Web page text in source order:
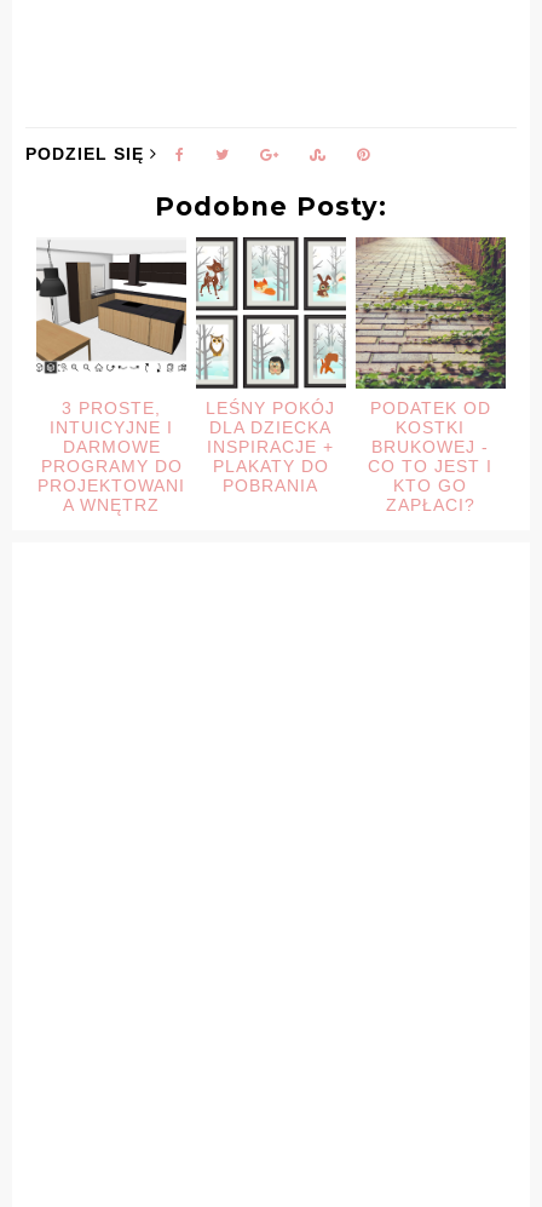
PODZIEL SIĘ
Podobne Posty:
3 PROSTE,
INTUICYJNE I
DARMOWE
PROGRAMY DO
PROJEKTOWANI
A WNĘTRZ
LEŚNY POKÓJ
DLA DZIECKA
INSPIRACJE +
PLAKATY DO
POBRANIA
PODATEK OD
KOSTKI
BRUKOWEJ -
CO TO JEST I
KTO GO
ZAPŁACI?